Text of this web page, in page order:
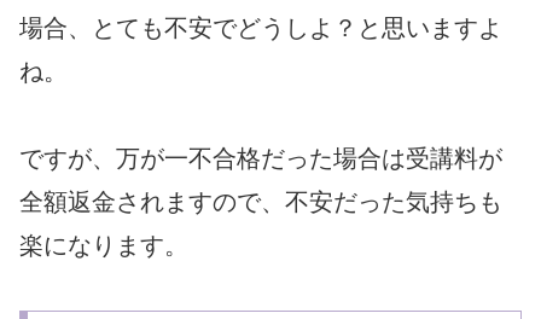
場合、とても不安でどうしよ？と思いますよ
ね。
ですが、万が一不合格だった場合は受講料が
全額返金されますので、不安だった気持ちも
楽になります。